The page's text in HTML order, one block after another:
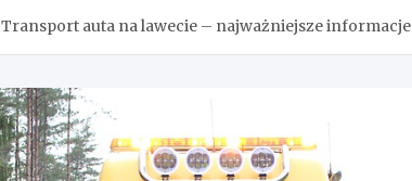
Transport auta na lawecie – najważniejsze informacje